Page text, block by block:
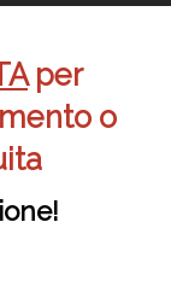
per
o